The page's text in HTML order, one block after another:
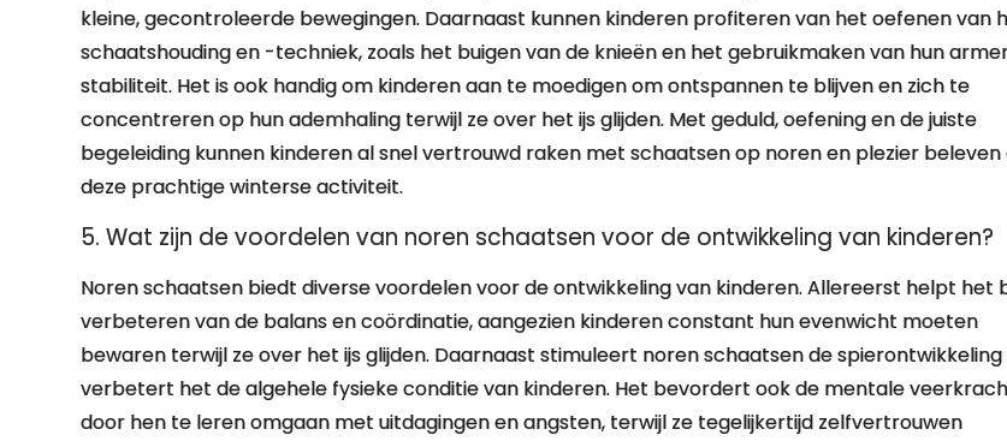
kleine, gecontroleerde bewegingen. Daarnaast kunnen kinderen profiteren van het oefenen van
schaatshouding en -techniek, zoals het buigen van de knieën en het gebruikmaken van hun
stabiliteit. Het is ook handig om kinderen aan te moedigen om ontspannen te blijven en zich te
concentreren op hun ademhaling terwijl ze over het ijs glijden. Met geduld, oefening en de juiste
begeleiding kunnen kinderen al snel vertrouwd raken met schaatsen op noren en plezier beleven
deze prachtige winterse activiteit.
5. Wat zijn de voordelen van noren schaatsen voor de ontwikkeling van kinderen?
Noren schaatsen biedt diverse voordelen voor de ontwikkeling van kinderen. Allereerst helpt het
verbeteren van de balans en coördinatie, aangezien kinderen constant hun evenwicht moeten
bewaren terwijl ze over het ijs glijden. Daarnaast stimuleert noren schaatsen de spierontwikkeling
verbetert het de algehele fysieke conditie van kinderen. Het bevordert ook de mentale
door hen te leren omgaan met uitdagingen en angsten, terwijl ze tegelijkertijd zelfvertrouwen